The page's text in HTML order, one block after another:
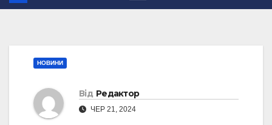
НОВИНИ
Від Редактор
ЧЕР 21, 2024